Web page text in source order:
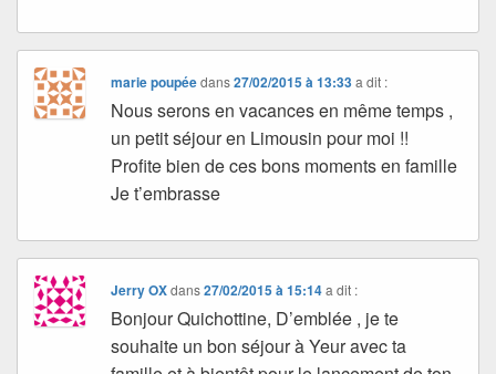
marie poupéedans27/02/2015 à 13:33 a dit :
Nous serons en vacances en même temps ,
un petit séjour en Limousin pour moi !!
Profite bien de ces bons moments en famille
Je t’embrasse
Jerry OXdans27/02/2015 à 15:14 a dit :
Bonjour Quichottine, D’emblée , je te
souhaite un bon séjour à Yeur avec ta